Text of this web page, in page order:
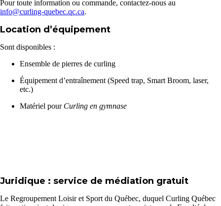
Pour toute information ou commande, contactez-nous au
info@curling-quebec.qc.ca.
Location d’équipement
Sont disponibles :
Ensemble de pierres de curling
Équipement d’entraînement (Speed trap, Smart Broom, laser,
etc.)
Matériel pour Curling en gymnase
Juridique : service de médiation gratuit
Le Regroupement Loisir et Sport du Québec, duquel Curling Québec